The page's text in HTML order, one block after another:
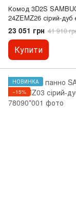
Комод 3D2S
24ZEMZ26 сірий-дуб
23 051 грн 41 910
Купити
НОВИНКА
−15%